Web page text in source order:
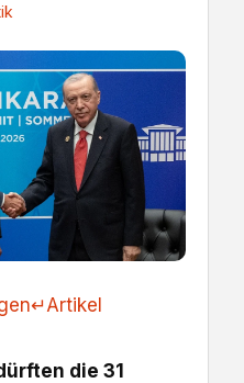
↵Artikel
die 31